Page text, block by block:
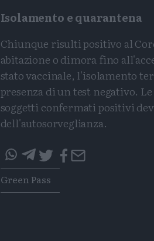
Isolamento e quarantena
Chiunque risulti positivo al
abitazione o dimora fino
stato vaccinale, l'isolamento
presenza di un test negativo.
soggetti confermati positivi
dell'autosorveglianza.
questo
articolo
questo
articolo
Tags
Green Pass